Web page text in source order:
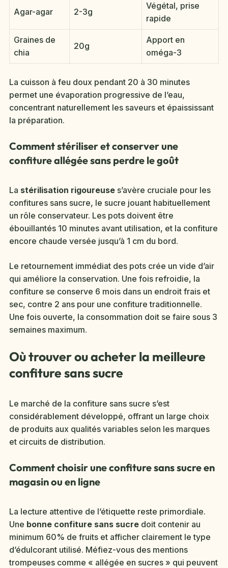
Agar-agar 2-3g
Végétal, prise
rapide
Graines de
chia
20g
Apport en
oméga-3
La cuisson à feu doux pendant 20 à 30 minutes
permet une évaporation progressive de l’eau,
concentrant naturellement les saveurs et épaississant
la préparation.
Comment stériliser et conserver une
confiture allégée sans perdre le goût
La stérilisation rigoureuse s’avère cruciale pour les
confitures sans sucre, le sucre jouant habituellement
un rôle conservateur. Les pots doivent être
ébouillantés 10 minutes avant utilisation, et la confiture
encore chaude versée jusqu’à 1 cm du bord.
Le retournement immédiat des pots crée un vide d’air
qui améliore la conservation. Une fois refroidie, la
confiture se conserve 6 mois dans un endroit frais et
sec, contre 2 ans pour une confiture traditionnelle.
Une fois ouverte, la consommation doit se faire sous 3
semaines maximum.
Où trouver ou acheter la meilleure
confiture sans sucre
Le marché de la confiture sans sucre s’est
considérablement développé, offrant un large choix
de produits aux qualités variables selon les marques
et circuits de distribution.
Comment choisir une confiture sans sucre en
magasin ou en ligne
La lecture attentive de l’étiquette reste primordiale.
Une bonne confiture sans sucre doit contenir au
minimum 60% de fruits et afficher clairement le type
d’édulcorant utilisé. Méfiez-vous des mentions
trompeuses comme « allégée en sucres » qui peuvent